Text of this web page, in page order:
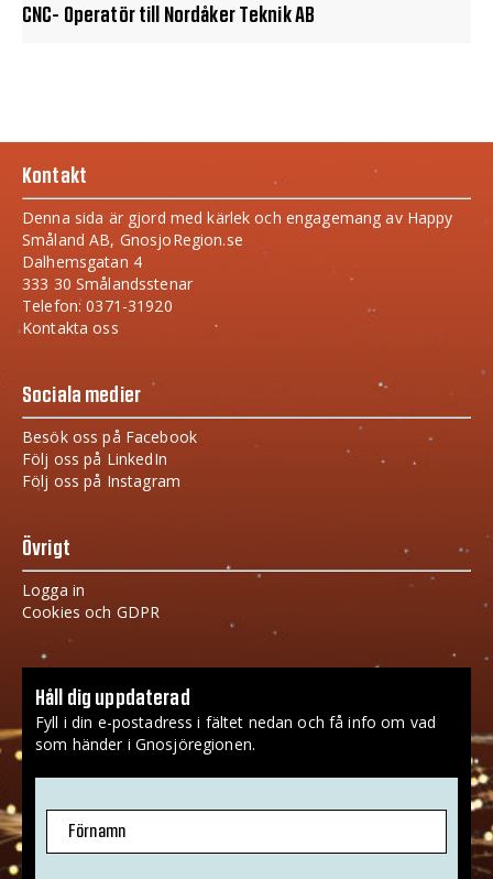
CNC- Operatör till Nordåker Teknik AB
Kontakt
Denna sida är gjord med kärlek och engagemang av Happy
Småland AB, GnosjoRegion.se
Dalhemsgatan 4
333 30 Smålandsstenar
Telefon: 0371-31920
Kontakta oss
Sociala medier
Besök oss på Facebook
Följ oss på LinkedIn
Följ oss på Instagram
Övrigt
Logga in
Cookies och GDPR
Håll dig uppdaterad
Fyll i din e-postadress i fältet nedan och få info om vad
som händer i Gnosjöregionen.
Förnamn